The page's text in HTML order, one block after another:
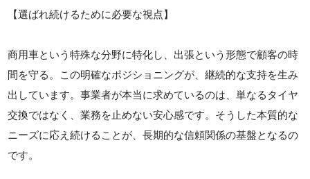
【選ばれ続けるために必要な視点】
商用車という特殊な分野に特化し、出張という形態で顧客の時
間を守る。この明確なポジショニングが、継続的な支持を生み
出しています。事業者が本当に求めているのは、単なるタイヤ
交換ではなく、業務を止めない安心感です。そうした本質的な
ニーズに応え続けることが、長期的な信頼関係の基盤となるの
です。